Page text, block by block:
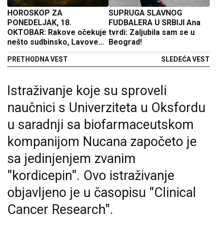
HOROSKOP ZA
PONEDELJAK, 18.
OKTOBAR: Rakove očekuje
nešto sudbinsko, Lavove
kriza u ljubavi, Ribe stres
PRETHODNA VEST
SUPRUGA SLAVNOG
FUDBALERA U SRBIJI Ana
tvrdi: Zaljubila sam se u
Beograd!
SLEDEĆA VEST
Istraživanje koje su sproveli
naučnici s Univerziteta u Oksfordu
u saradnji sa biofarmaceutskom
kompanijom Nucana započeto je
sa jedinjenjem zvanim
"kordicepin". Ovo istraživanje
objavljeno je u časopisu "Clinical
Cancer Research".